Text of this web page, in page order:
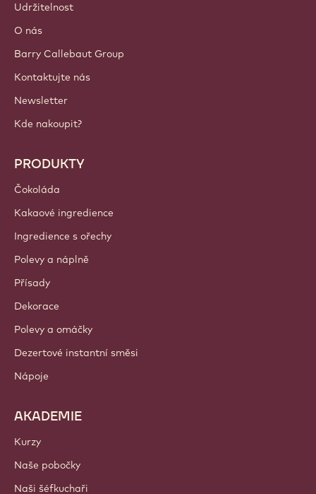
Udržitelnost
O nás
Barry Callebaut Group
Kontaktujte nás
Newsletter
Kde nakoupit?
PRODUKTY
Čokoláda
Kakaové ingredience
Ingredience s ořechy
Polevy a náplně
Přísady
Dekorace
Polevy a omáčky
Dezertové instantní směsi
Nápoje
AKADEMIE
Kurzy
Naše pobočky
Naši šéfkuchaři